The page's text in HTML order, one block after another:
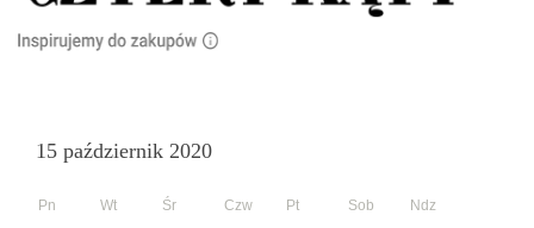
15 październik 2020
Pn Wt Śr Czw Pt Sob Ndz